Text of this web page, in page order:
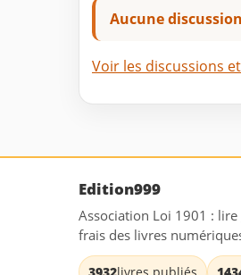
Aucune
Voir les discussions
Edition999
Association Loi 1901 :
frais des livres